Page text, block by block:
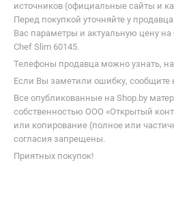
источников (официальные сайты и
Перед покупкой уточняйте у
Вас параметры и актуальную цену на
Chef Slim 60145.
Телефоны продавца можно узнать,
Если Вы заметили ошибку, сообщите
Все опубликованные на Shop.by
собственностью ООО «Открытый
или копирование (полное или
согласия запрещены.
Приятных покупок!